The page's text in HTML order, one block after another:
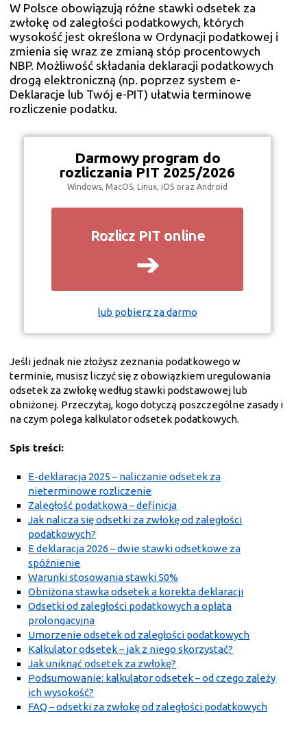
W Polsce obowiązują różne stawki odsetek za
zwłokę od zaległości podatkowych, których
wysokość jest określona w Ordynacji podatkowej i
zmienia się wraz ze zmianą stóp procentowych
NBP. Możliwość składania deklaracji podatkowych
drogą elektroniczną (np. poprzez system e-
Deklaracje lub Twój e-PIT) ułatwia terminowe
rozliczenie podatku.
Darmowy program do
rozliczania PIT 2025/2026
Windows, MacOS, Linux, iOS oraz Android
Rozlicz PIT online
➔
lub pobierz za darmo
Jeśli jednak nie złożysz zeznania podatkowego w
terminie, musisz liczyć się z obowiązkiem uregulowania
odsetek za zwłokę według stawki podstawowej lub
obniżonej. Przeczytaj, kogo dotyczą poszczególne zasady i
na czym polega kalkulator odsetek podatkowych.
Spis treści:
E-deklaracja 2025 – naliczanie odsetek za
nieterminowe rozliczenie
Zaległość podatkowa – definicja
Jak nalicza się odsetki za zwłokę od zaległości
podatkowych?
E deklaracja 2026 – dwie stawki odsetkowe za
spóźnienie
Warunki stosowania stawki 50%
Obniżona stawka odsetek a korekta deklaracji
Odsetki od zaległości podatkowych a opłata
prolongacyjna
Umorzenie odsetek od zaległości podatkowych
Kalkulator odsetek – jak z niego skorzystać?
Jak uniknąć odsetek za zwłokę?
Podsumowanie: kalkulator odsetek – od czego zależy
ich wysokość?
FAQ – odsetki za zwłokę od zaległości podatkowych